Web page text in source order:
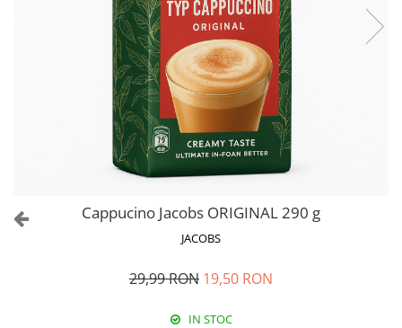
Cappucino Jacobs ORIGINAL 290 g
JACOBS
29,99 RON 19,50 RON
IN STOC